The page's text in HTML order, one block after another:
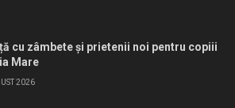
cu zâmbete și prietenii noi pentru copiii
Mare
2026